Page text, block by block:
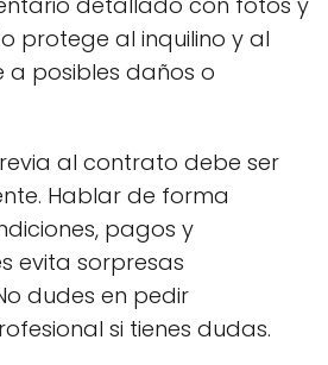
protege al inquilino y al
posibles daños o
al contrato debe ser
Hablar de forma
pagos y
evita sorpresas
dudes en pedir
si tienes dudas.